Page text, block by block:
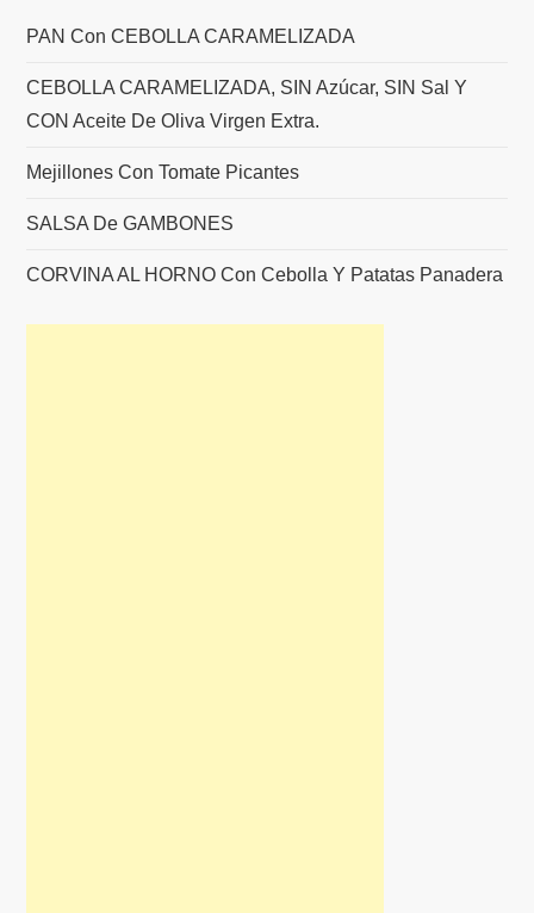
PAN Con CEBOLLA CARAMELIZADA
CEBOLLA CARAMELIZADA, SIN Azúcar, SIN Sal Y
CON Aceite De Oliva Virgen Extra.
Mejillones Con Tomate Picantes
SALSA De GAMBONES
CORVINA AL HORNO Con Cebolla Y Patatas Panadera